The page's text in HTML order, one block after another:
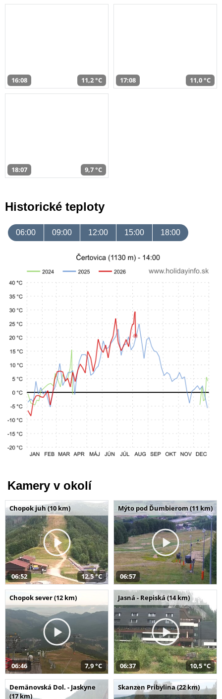
16:08 11,2 °C 17:08 11,0 °C
18:07 9,7 °C
Historické teploty
06:00 09:00 12:00 15:00 18:00
Kamery v okolí
Chopok juh (10 km)
06:52 12,5 °C
Mýto pod Ďumbierom (11 km)
06:57
Chopok sever (12 km)
06:46 7,9 °C
Jasná - Repiská (14 km)
06:37 10,5 °C
Demänovská Dol. - Jaskyne
(17 km)
Skanzen Pribylina (22 km)